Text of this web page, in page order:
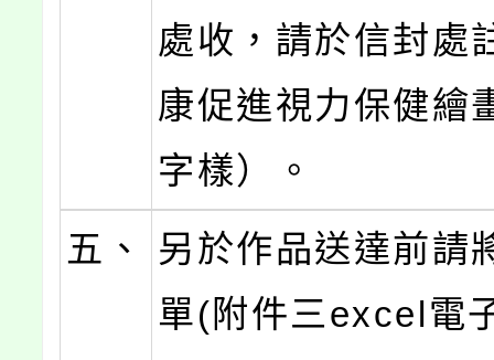
處收，請於信封處
康促進視力保健繪
字樣）。
五、
另於作品送達前請
單(附件三excel電